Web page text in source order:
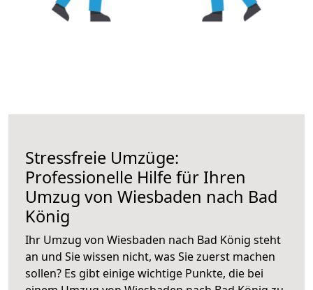
Stressfreie Umzüge:
Professionelle Hilfe für Ihren
Umzug von Wiesbaden nach Bad
König
Ihr Umzug von Wiesbaden nach Bad König steht
an und Sie wissen nicht, was Sie zuerst machen
sollen? Es gibt einige wichtige Punkte, die bei